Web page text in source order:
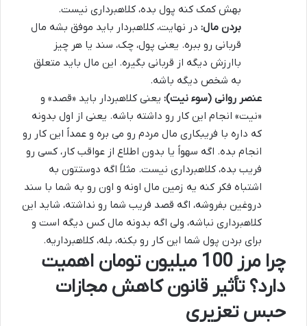
بهش کمک کنه پول بده، کلاهبرداری نیست.
بردن مال: در نهایت، کلاهبردار باید موفق بشه مال
قربانی رو ببره. یعنی پول، چک، سند یا هر چیز
باارزش دیگه از قربانی بگیره. این مال باید متعلق
به شخص دیگه باشه.
عنصر روانی (سوء نیت): یعنی کلاهبردار باید «قصد» و
«نیت» انجام این کار رو داشته باشه. یعنی از اول بدونه
که داره با فریبکاری مال مردم رو می بره و عمداً این کار رو
انجام بده. اگه سهواً یا بدون اطلاع از عواقب کار، کسی رو
فریب بده، کلاهبرداری نیست. مثلاً اگه دوستتون به
اشتباه فکر کنه یه زمین مال اونه و اون رو به شما با سند
دروغین بفروشه، اگه قصد فریب شما رو نداشته، شاید این
کلاهبرداری نباشه، ولی اگه بدونه مال کس دیگه است و
برای بردن پول شما این کار رو بکنه، بله، کلاهبرداریه.
چرا مرز 100 میلیون تومان اهمیت
دارد؟ تأثیر قانون کاهش مجازات
حبس تعزیری